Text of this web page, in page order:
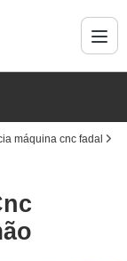
máquina cnc fadal